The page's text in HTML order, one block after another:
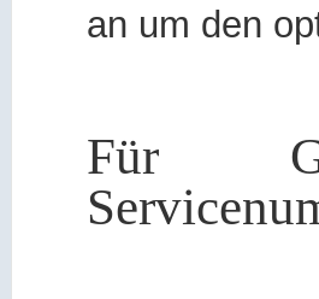
an um den
Für